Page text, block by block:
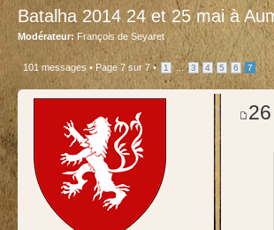
Batalha 2014 24 et 25 mai à
Modérateur: François de Seyaret
101 messages • Page 7sur 7• 1 ... 3 4 5 6 7